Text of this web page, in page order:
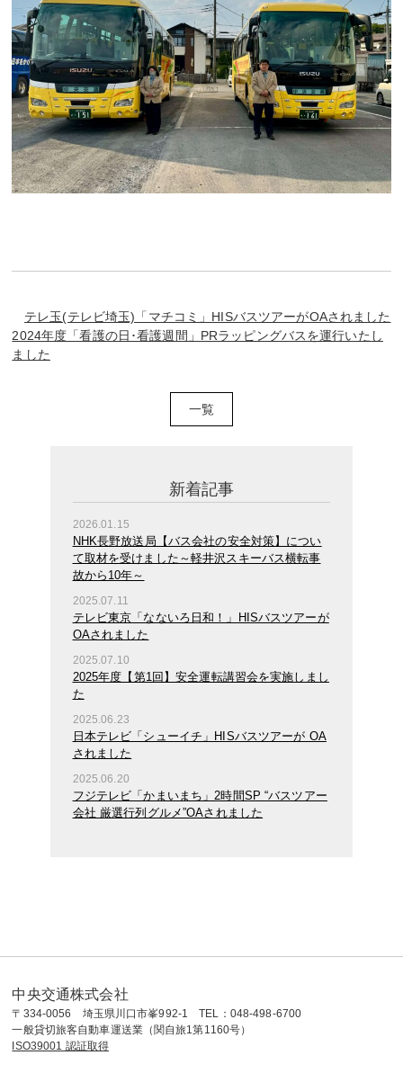
テレ玉(テレビ埼玉)「マチコミ」HISバスツアーがOAされました
2024年度「看護の日･看護週間」PRラッピングバスを運行いたし
ました
一覧
新着記事
2026.01.15
NHK長野放送局【バス会社の安全対策】につい
て取材を受けました～軽井沢スキーバス横転事
故から10年～
2025.07.11
テレビ東京「なないろ日和！」HISバスツアーが
OAされました
2025.07.10
2025年度【第1回】安全運転講習会を実施しまし
た
2025.06.23
日本テレビ「シューイチ」HISバスツアーが OA
されました
2025.06.20
フジテレビ「かまいまち」2時間SP “バスツアー
会社 厳選行列グルメ”OAされました
中央交通株式会社
〒334-0056 埼玉県川口市峯992-1 TEL：048-498-6700
一般貸切旅客自動車運送業（関自旅1第1160号）
ISO39001 認証取得